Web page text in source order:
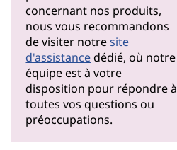
concernant nos produits,
nous vous recommandons
de visiter notresite
d'assistancedédié, où notre
équipe est à votre
disposition pour répondre à
toutes vos questions ou
préoccupations.